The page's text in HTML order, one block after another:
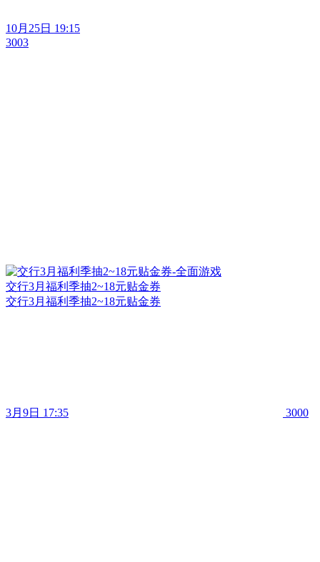
10月25日 19:15
3003
交行3月福利季抽2~18元贴金券
交行3月福利季抽2~18元贴金券
3月9日 17:35 3000